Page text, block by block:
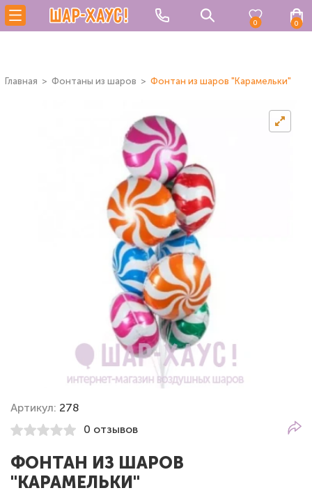
0 0
Главная Фонтаны из шаров Фонтан из шаров "Карамельки"
Артикул: 278
0 отзывов
ФОНТАН ИЗ ШАРОВ
"КАРАМЕЛЬКИ"